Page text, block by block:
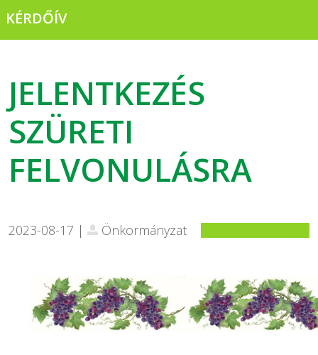
KÉRDŐÍV
JELENTKEZÉS
SZÜRETI
FELVONULÁSRA
2023-08-17 | Önkormányzat